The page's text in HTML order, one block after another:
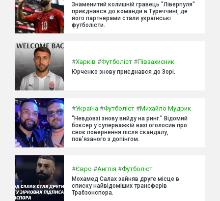
Знаменитий колишній гравець "Ліверпуля"
приєднався до команди в Туреччині, де
його партнерами стали українські
футболісти.
#Харків #Футболіст #Півзахисник
Юрченко знову приєднався до Зорі.
#Україна #Футболіст #Михайло Мудрик
"Невдовзі знову вийду на ринг." Відомий
боксер у суперважкій вазі оголосив про
своє повернення після скандалу,
пов'язаного з допінгом.
#Євро #Англія #Футболіст
Мохамед Салах зайняв друге місце в
списку найвідоміших трансферів
Трабзонспора.